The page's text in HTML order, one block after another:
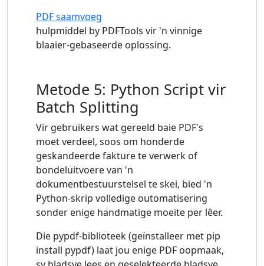
PDF saamvoeg
hulpmiddel by PDFTools vir 'n vinnige
blaaier-gebaseerde oplossing.
Metode 5: Python Script vir
Batch Splitting
Vir gebruikers wat gereeld baie PDF's
moet verdeel, soos om honderde
geskandeerde fakture te verwerk of
bondeluitvoere van 'n
dokumentbestuurstelsel te skei, bied 'n
Python-skrip volledige outomatisering
sonder enige handmatige moeite per lêer.
Die pypdf-biblioteek (geïnstalleer met pip
install pypdf) laat jou enige PDF oopmaak,